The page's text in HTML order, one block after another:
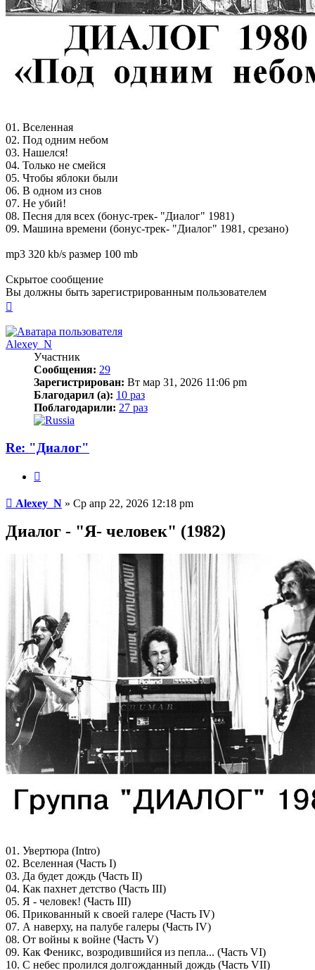
01. Вселенная
02. Под одним небом
03. Нашелся!
04. Только не смейся
05. Чтобы яблоки были
06. В одном из снов
07. Не убий!
08. Песня для всех (бонус-трек- "Диалог" 1981)
09. Машина времени (бонус-трек- "Диалог" 1981, срезано)
mp3 320 kb/s размер 100 mb
Скрытое сообщение
Вы должны быть зарегистрированным пользователем
началу
Alexey_N
Участник
Сообщения: 29
Зарегистрирован: Вт мар 31, 2026 11:06 pm
Благодарил (а): 10 раз
Поблагодарили: 27 раз
Re: "Диалог"
Сообщение
Alexey_N » Ср апр 22, 2026 12:18 pm
Диалог - "Я- человек" (1982)
01. Увертюра (Intro)
02. Вселенная (Часть I)
03. Да будет дождь (Часть II)
04. Как пахнет детство (Часть III)
05. Я - человек! (Часть III)
06. Прикованный к своей галере (Часть IV)
07. А наверху, на палубе галеры (Часть IV)
08. От войны к войне (Часть V)
09. Как Феникс, возродившийся из пепла... (Часть VI)
10. С небес пролился долгожданный дождь (Часть VII)